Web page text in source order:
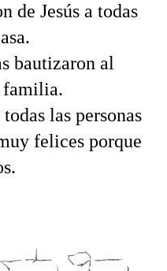
de Jesús a todas
bautizaron al
familia.
las personas
felices porque